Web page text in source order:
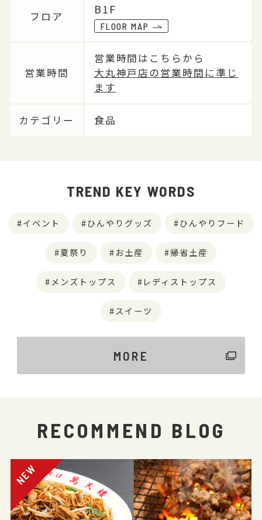
フロア
B1F
FLOOR MAP
営業時間
営業時間はこちらから
大丸神戸店の営業時間に準じ
ます
カテゴリー 食品
TREND KEY WORDS
イベント ひんやりグッズ ひんやりフード
夏祭り お土産 帰省土産
メンズトップス レディストップス
スイーツ
MORE
RECOMMEND BLOG